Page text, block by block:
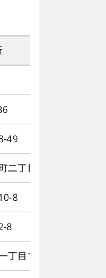
49
二丁目1-34
8
8
丁目1-13